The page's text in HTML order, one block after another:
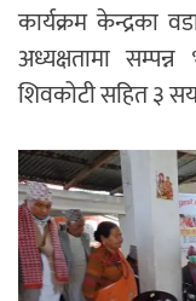
कार्यक्रम केन्द्रका
अध्यक्षतामा
शिवकोटी सहित ३